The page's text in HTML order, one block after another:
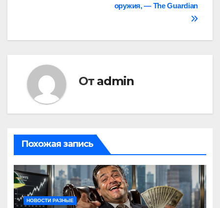
оружия, — The Guardian
От admin
Похожая запись
НОВОСТИ РАЗНЫЕ